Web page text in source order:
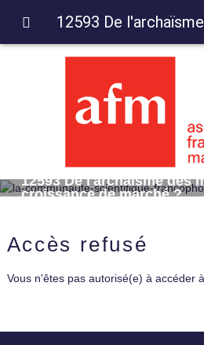
12593 De l'archaïsme des
croissance de marché ?
Accès refusé
Vous n'êtes pas autorisé(e) à accéder